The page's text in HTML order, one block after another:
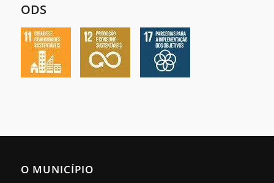
ODS
O MUNICÍPIO